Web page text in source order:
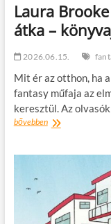
Laura
átka –
2026.06.15.
Mit ér az otthon, ha
fantasy műfaja az
keresztül. Az
bővebbenLaura
könyvajánló